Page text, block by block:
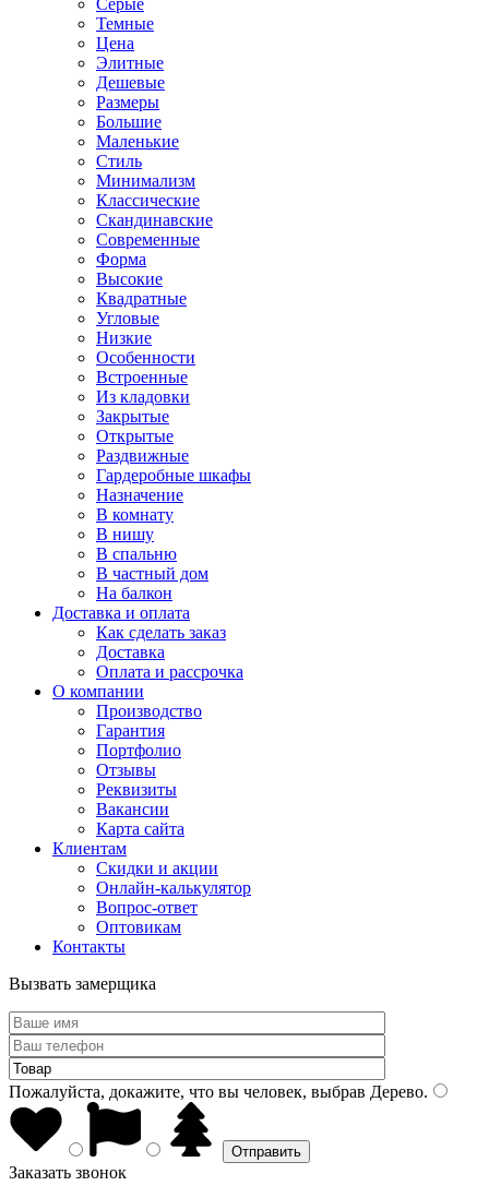
Серые
Темные
Цена
Элитные
Дешевые
Размеры
Большие
Маленькие
Стиль
Минимализм
Классические
Скандинавские
Современные
Форма
Высокие
Квадратные
Угловые
Низкие
Особенности
Встроенные
Из кладовки
Закрытые
Открытые
Раздвижные
Гардеробные шкафы
Назначение
В комнату
В нишу
В спальню
В частный дом
На балкон
Доставка и оплата
Как сделать заказ
Доставка
Оплата и рассрочка
О компании
Производство
Гарантия
Портфолио
Отзывы
Реквизиты
Вакансии
Карта сайта
Клиентам
Скидки и акции
Онлайн-калькулятор
Вопрос-ответ
Оптовикам
Контакты
Вызвать замерщика
Пожалуйста, докажите, что вы человек, выбрав Дерево.
Заказать звонок